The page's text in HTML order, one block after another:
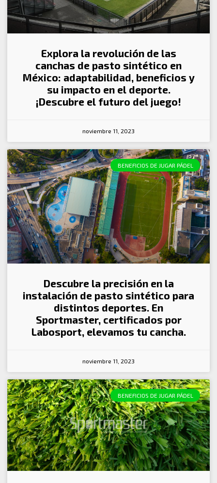
Explora la revolución de las
canchas de pasto sintético en
México: adaptabilidad, beneficios y
su impacto en el deporte.
¡Descubre el futuro del juego!
noviembre 11, 2023
BENEFICIOS DE JUGAR PÁDEL
Descubre la precisión en la
instalación de pasto sintético para
distintos deportes. En
Sportmaster, certificados por
Labosport, elevamos tu cancha.
noviembre 11, 2023
BENEFICIOS DE JUGAR PÁDEL